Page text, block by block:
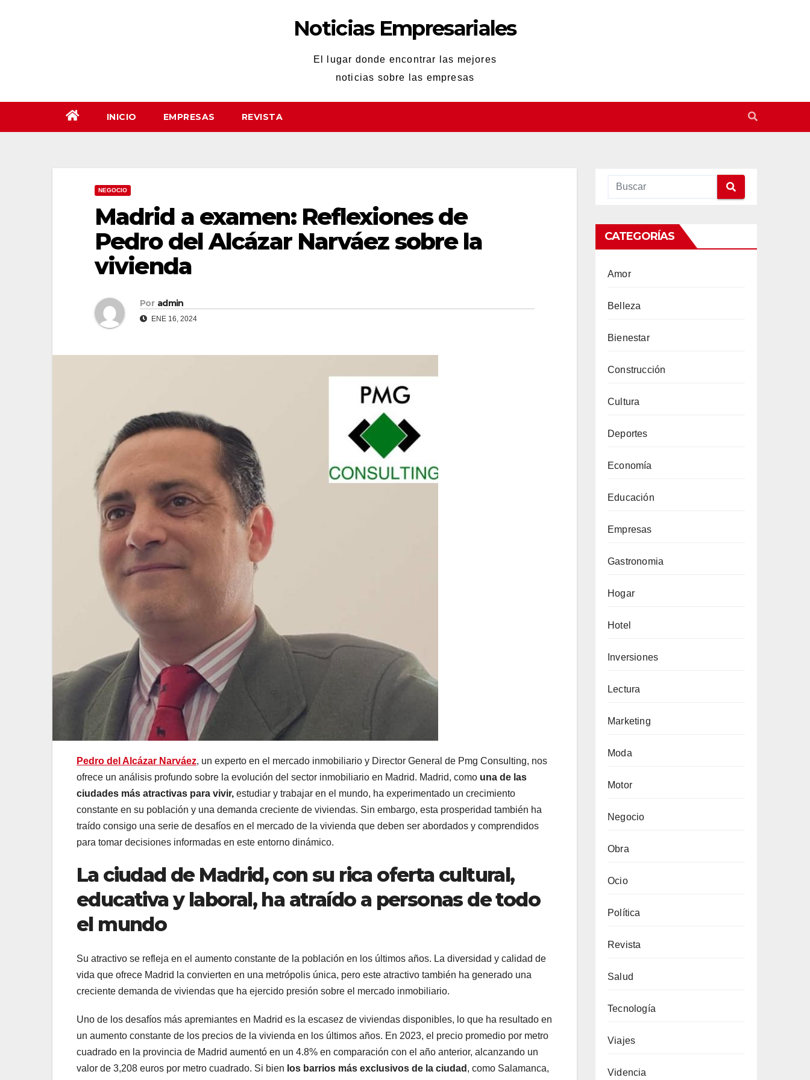
Noticias Empresariales
El lugar donde encontrar las mejores
noticias sobre las empresas
INICIO EMPRESAS REVISTA
NEGOCIO
Madrid a examen: Reflexiones de
Pedro del Alcázar Narváez sobre la
vivienda
Por admin
ENE 16, 2024
Pedro del Alcázar Narváez, un experto en el mercado inmobiliario y Director General de Pmg Consulting, nos
ofrece un análisis profundo sobre la evolución del sector inmobiliario en Madrid. Madrid, como una de las
ciudades más atractivas para vivir, estudiar y trabajar en el mundo, ha experimentado un crecimiento
constante en su población y una demanda creciente de viviendas. Sin embargo, esta prosperidad también ha
traído consigo una serie de desafíos en el mercado de la vivienda que deben ser abordados y comprendidos
para tomar decisiones informadas en este entorno dinámico.
La ciudad de Madrid, con su rica oferta cultural,
educativa y laboral, ha atraído a personas de todo
el mundo
Su atractivo se refleja en el aumento constante de la población en los últimos años. La diversidad y calidad de
vida que ofrece Madrid la convierten en una metrópolis única, pero este atractivo también ha generado una
creciente demanda de viviendas que ha ejercido presión sobre el mercado inmobiliario.
Uno de los desafíos más apremiantes en Madrid es la escasez de viviendas disponibles, lo que ha resultado en
un aumento constante de los precios de la vivienda en los últimos años. En 2023, el precio promedio por metro
cuadrado en la provincia de Madrid aumentó en un 4.8% en comparación con el año anterior, alcanzando un
valor de 3,208 euros por metro cuadrado. Si bien los barrios más exclusivos de la ciudad , como Salamanca,
CATEGORÍAS
Amor
Belleza
Bienestar
Construcción
Cultura
Deportes
Economía
Educación
Empresas
Gastronomia
Hogar
Hotel
Inversiones
Lectura
Marketing
Moda
Motor
Negocio
Obra
Ocio
Política
Revista
Salud
Tecnología
Viajes
Videncia